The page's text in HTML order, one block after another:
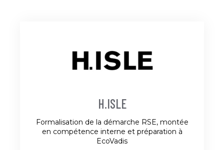
H.ISLE
Formalisation de la démarche RSE, montée
en compétence interne et préparation à
EcoVadis